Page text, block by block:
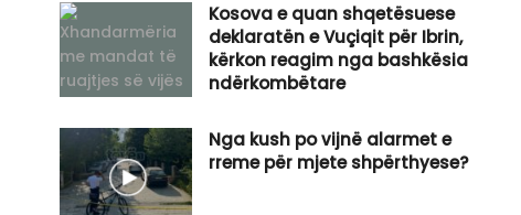
Kosova e quan shqetësuese
deklaratën e Vuçiqit për Ibrin,
kërkon reagim nga bashkësia
ndërkombëtare
Nga kush po vijnë alarmet e
rreme për mjete shpërthyese?